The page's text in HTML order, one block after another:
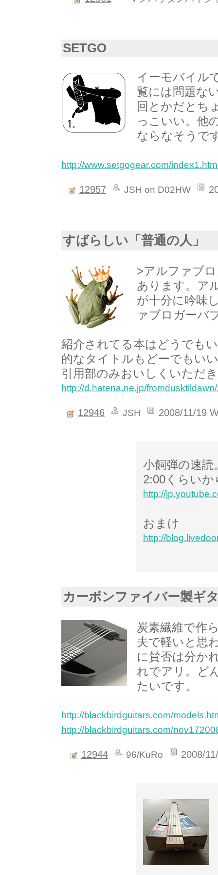
SETGO
イーモバイル
覧には問題な
回とかだとち
っこいい。他
ならなそうで
http://www.setgogear.com/
12957 JSH on D02HW
すばらしい「普通の人」
>アルファブ
あります。ア
が十分に吟味
ァブロガーバ
紹介されてる本はどうでも
的なタイトルもどーでもい
引用部のみおいしくいただ
http://d.hatena.ne.jp/
12946 JSH 2008/11/19
小飼弾の速
2:00くらいか
http://
おまけ
http://
カーボンファイバー製ギ
炭素繊維で作
夫で軽いと思
に賛否は分か
れでアリ。ど
たいです。
http://blackbirdguitars.com/
http://blackbirdguitars.com/
12944 96/KuRo 2008/